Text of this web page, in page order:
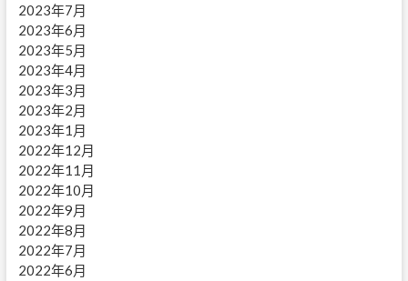
2023年7月
2023年6月
2023年5月
2023年4月
2023年3月
2023年2月
2023年1月
2022年12月
2022年11月
2022年10月
2022年9月
2022年8月
2022年7月
2022年6月